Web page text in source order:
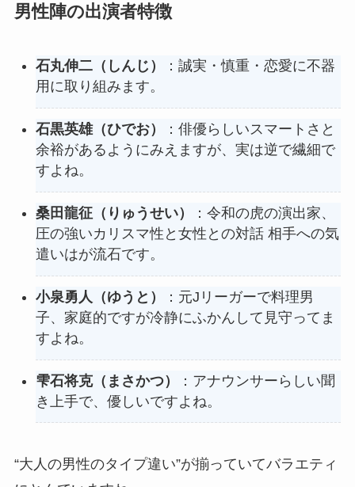
男性陣の出演者特徴
石丸伸二（しんじ）
：誠実・慎重・恋愛に不器
用に取り組みます。
石黒英雄（ひでお）
：俳優らしいスマートさと
余裕があるようにみえますが、実は逆で繊細で
すよね。
桑田龍征（りゅうせい）
：令和の虎の演出家、
圧の強いカリスマ性と女性との対話 相手への気
遣いはが流石です。
小泉勇人（ゆうと）
：元Jリーガーで料理男
子、家庭的ですが冷静にふかんして見守ってま
すよね。
雫石将克（まさかつ）
：アナウンサーらしい聞
き上手で、優しいですよね。
“大人の男性のタイプ違い”が揃っていてバラエティ